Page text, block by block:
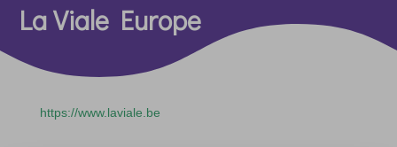
La Viale Europe
https://www.laviale.be